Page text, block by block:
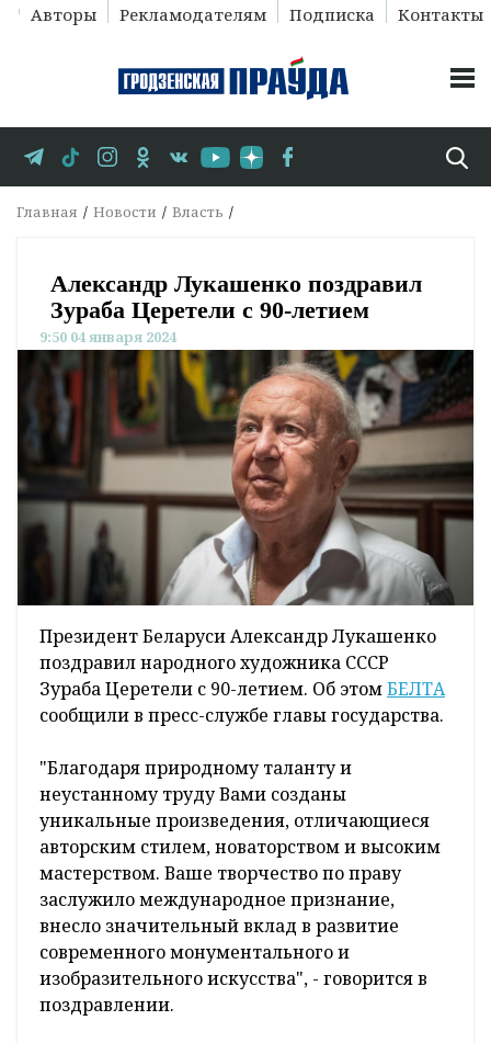
Авторы Рекламодателям Подписка Контакты
Главная Новости Власть
Александр Лукашенко поздравил
Зураба Церетели с 90-летием
9:50 04 января 2024
Президент Беларуси Александр Лукашенко
поздравил народного художника СССР
Зураба Церетели с 90-летием. Об этомБЕЛТА
сообщили в пресс-службе главы государства.
"Благодаря природному таланту и
неустанному труду Вами созданы
уникальные произведения, отличающиеся
авторским стилем, новаторством и высоким
мастерством. Ваше творчество по праву
заслужило международное признание,
внесло значительный вклад в развитие
современного монументального и
изобразительного искусства", - говорится в
поздравлении.